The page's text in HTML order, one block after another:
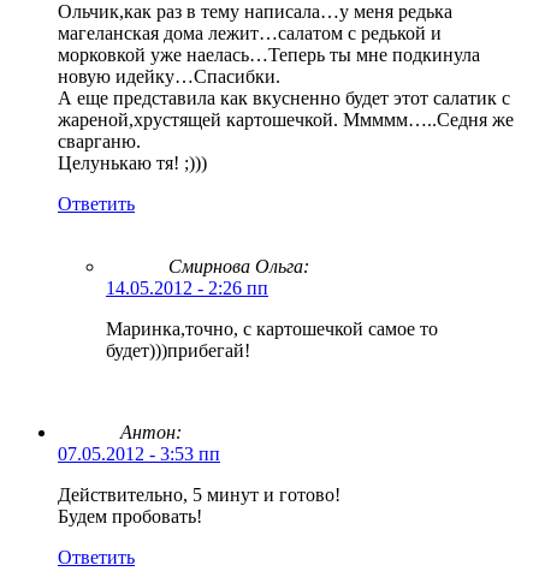
Ольчик,как раз в тему написала…у меня редька
магеланская дома лежит…салатом с редькой и
морковкой уже наелась…Теперь ты мне подкинула
новую идейку…Спасибки.
А еще представила как вкусненно будет этот салатик с
жареной,хрустящей картошечкой. Ммммм…..Седня же
сварганю.
Целунькаю тя! ;)))
Ответить
Смирнова Ольга:
14.05.2012 - 2:26 пп
Маринка,точно, с картошечкой самое то
будет)))прибегай!
Антон:
07.05.2012 - 3:53 пп
Действительно, 5 минут и готово!
Будем пробовать!
Ответить